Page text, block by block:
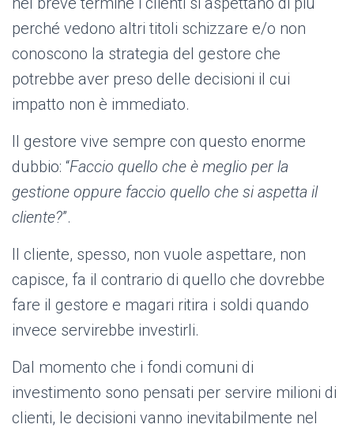
perché vedono altri titoli schizzare e/o non
conoscono la strategia del gestore che
potrebbe aver preso delle decisioni il cui
impatto non è immediato.
Il gestore vive sempre con questo enorme
dubbio: “Faccio quello che è meglio per la
gestione oppure faccio quello che si aspetta il
cliente?”.
Il cliente, spesso, non vuole aspettare, non
capisce, fa il contrario di quello che dovrebbe
fare il gestore e magari ritira i soldi quando
invece servirebbe investirli.
Dal momento che i fondi comuni di
investimento sono pensati per servire milioni di
clienti, le decisioni vanno inevitabilmente nel